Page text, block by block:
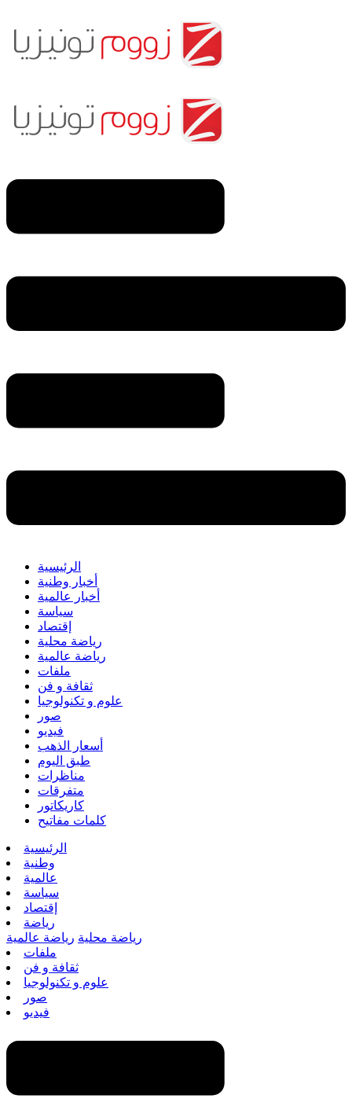
الرئيسية
أخبار وطنية
أخبار عالمية
سياسة
إقتصاد
رياضة محلية
رياضة عالمية
ملفات
ثقافة و فن
علوم و تكنولوجيا
صور
فيديو
أسعار الذهب
طبق اليوم
مناظرات
متفرقات
كاريكاتور
كلمات مفاتيح
الرئيسية
وطنية
عالمية
سياسة
إقتصاد
رياضة
رياضة محلية رياضة عالمية
ملفات
ثقافة و فن
علوم و تكنولوجيا
صور
فيديو